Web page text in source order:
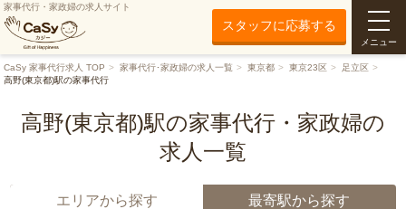
家事代行・家政婦の求人サイト
スタッフに応募する
メニュー
CaSy 家事代行求人 TOP 家事代行･家政婦の求人一覧 東京都 東京23区
足立区
高野(東京都)駅の家事代行
高野(東京都)駅の家事代行・家政婦の
求人一覧
エリアから探す 最寄駅から探す